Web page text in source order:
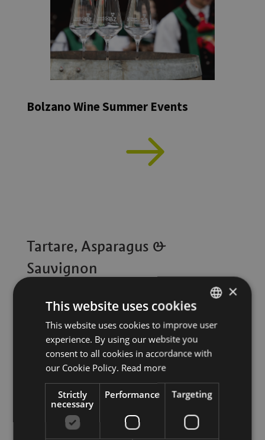
Bolzano Wine Summer Events
Tartare, Asparagus &
Sauvignon
21 April 2026
ITALIAN
×
This website uses cookies
This website uses cookies to improve user
experience. By using our website you
consent to all cookies in accordance with
our Cookie Policy. Read more
Strictly
necessary
Performance Targeting